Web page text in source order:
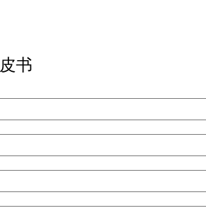
书